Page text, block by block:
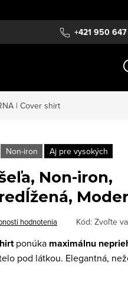
+421 950 647
| Cover shirt
Non-iron Aj pre vysokých
Non-iron,
hodnotenia Kód: Zvoľte
ponúka maximálnu
pod látkou. Elegantná,